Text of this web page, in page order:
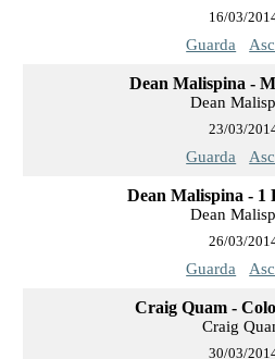
16/03/
Guarda
Dean Malispina -
Dean
23/03/
Guarda
Dean Malispina - 1
Dean
26/03/
Guarda
Craig Quam -
Craig
30/03/